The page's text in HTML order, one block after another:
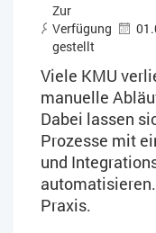
Zur
Verfügung
gestellt
Viele KMU
manuelle
Dabei lassen
Prozesse mit
und
Praxis.